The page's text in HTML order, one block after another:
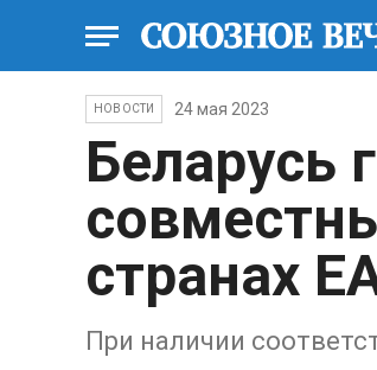
НОВОСТИ 24 мая 2023
Беларусь
странах
При наличии